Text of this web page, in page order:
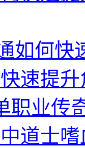
如何快
速提
职业传
道士